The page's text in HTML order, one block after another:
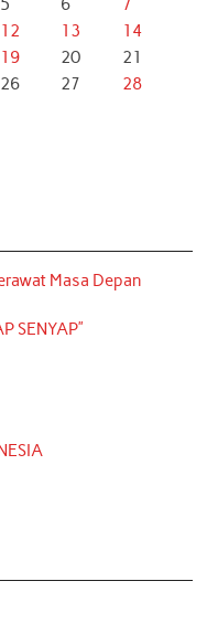
5 6
7
12 13
14
19 20
21
26 27
28
Masa Depan
SENYAP”